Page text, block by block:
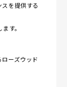
を提供する
す。
ーズウッド